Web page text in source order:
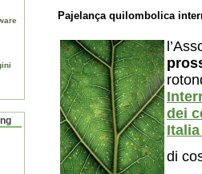
Pajelança quilombolica
dei
di